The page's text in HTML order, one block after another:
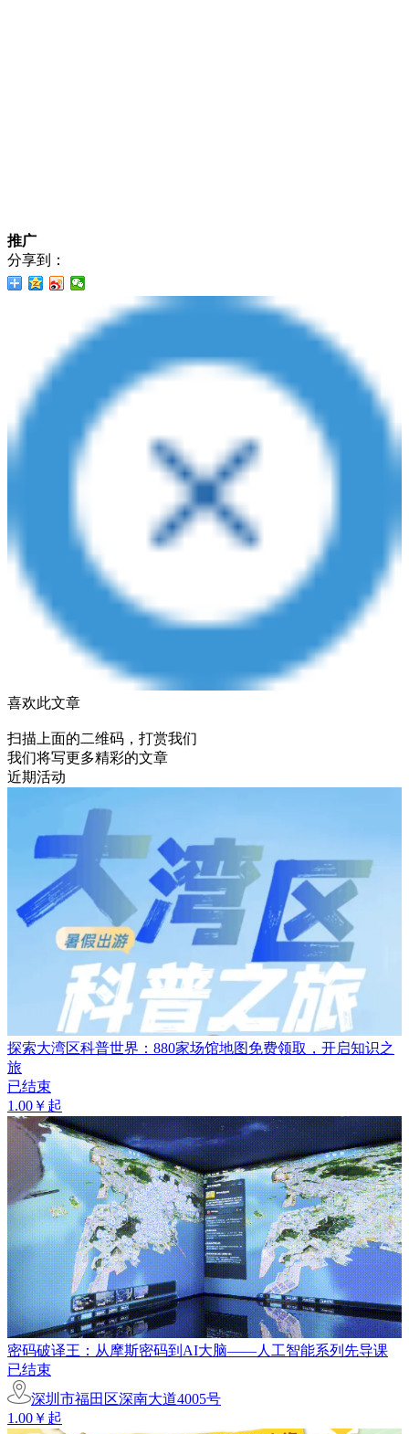
推广
分享到：
喜欢此文章
扫描上面的二维码，打赏我们
我们将写更多精彩的文章
近期活动
探索大湾区科普世界：880家场馆地图免费领取，开启知识之
旅
已结束
1.00￥起
密码破译王：从摩斯密码到AI大脑——人工智能系列先导课
已结束
深圳市福田区深南大道4005号
1.00￥起